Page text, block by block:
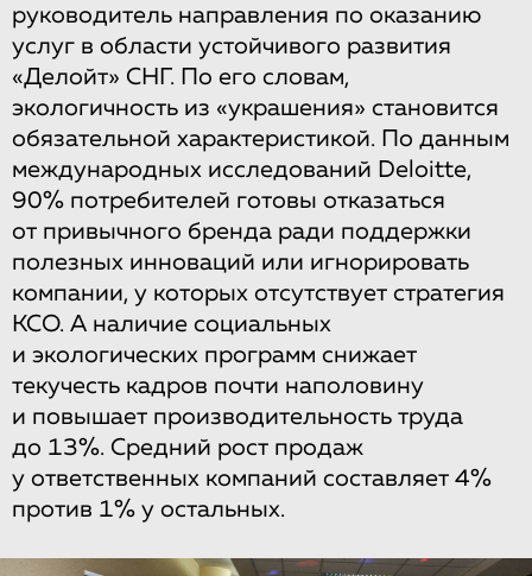
руководитель направления по оказанию
услуг в области устойчивого развития
«Делойт» СНГ. По его словам,
экологичность из «украшения» становится
обязательной характеристикой. По данным
международных исследований Deloitte,
90% потребителей готовы отказаться
от привычного бренда ради поддержки
полезных инноваций или игнорировать
компании, у которых отсутствует стратегия
КСО. А наличие социальных
и экологических программ снижает
текучесть кадров почти наполовину
и повышает производительность труда
до 13%. Средний рост продаж
у ответственных компаний составляет 4%
против 1% у остальных.